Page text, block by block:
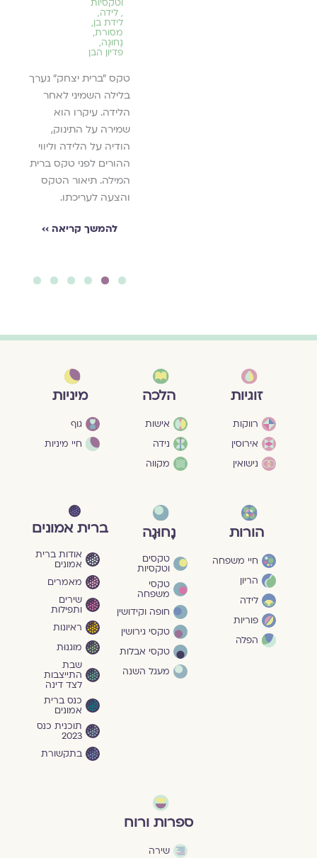
וטקסיות
לידה,
לידת בן,
מסורת,
נָחוּגָה,
פדיון הבן
טקס "ברית יצחק" נערך
בלילה השמיני לאחר
הלידה. עיקרו הוא
שמירה על התינוק,
הודיה על הלידה וליווי
ההורים לפני טקס ברית
המילה. תיאור הטקס
והצעה לעריכתו.
להמשך קריאה ››
זוגיות
רווקות
אירוסין
נישואין
הלכה
אישות
נידה
מקווה
מיניות
גוף
חיי מיניות
הורות
חיי משפחה
הריון
לידה
פוריות
הפלה
נָחוּגָה
טקסים
וטקסיות
טקסי
משפחה
חופה וקידושין
טקסי גירושין
טקסי אבלות
מעגל השנה
ברית אמונים
אודות ברית
אמונים
מאמרים
שירים
ותפילות
ראיונות
מוגנוּת
שבת
התייצבות
לצד דינה
כנס ברית
אמונים
תוכנית כנס
2023
בתקשורת
ספרות ורוח
שירה